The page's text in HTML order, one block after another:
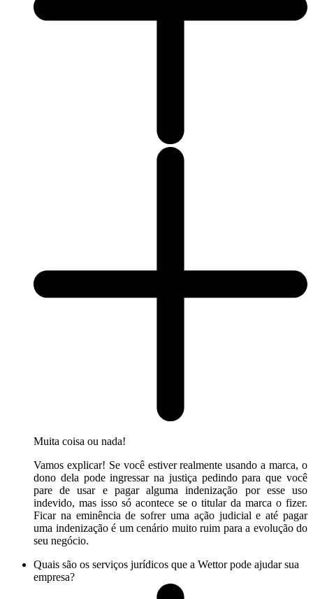
Muita coisa ou nada!
Vamos explicar! Se você estiver realmente usando a marca, o
dono dela pode ingressar na justiça pedindo para que você
pare de usar e pagar alguma indenização por esse uso
indevido, mas isso só acontece se o titular da marca o fizer.
Ficar na eminência de sofrer uma ação judicial e até pagar
uma indenização é um cenário muito ruim para a evolução do
seu negócio.
Quais são os serviços jurídicos que a Wettor pode ajudar sua
empresa?